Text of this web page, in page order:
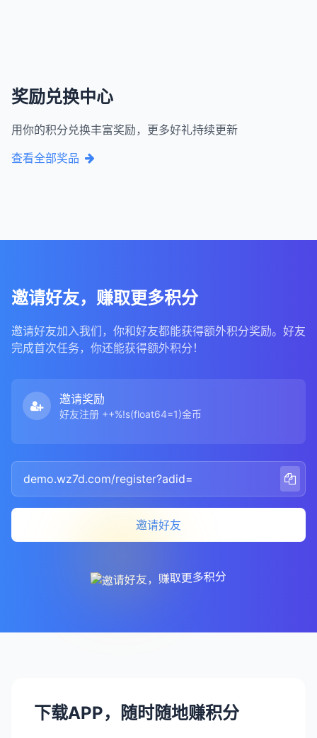
奖励兑换中心
用你的积分兑换丰富奖励，更多好礼持续更新
查看全部奖品
邀请好友，赚取更多积分
邀请好友加入我们，你和好友都能获得额外积分奖励。好友
完成首次任务，你还能获得额外积分！
邀请奖励
好友注册 ++%!s(float64=1)金币
邀请好友
下载APP，随时随地赚积分